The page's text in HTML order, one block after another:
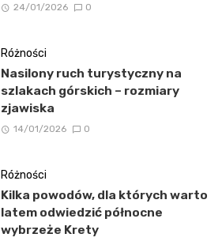
24/01/2026 0
Różności
Nasilony ruch turystyczny na
szlakach górskich – rozmiary
zjawiska
14/01/2026 0
Różności
Kilka powodów, dla których warto
latem odwiedzić północne
wybrzeże Krety